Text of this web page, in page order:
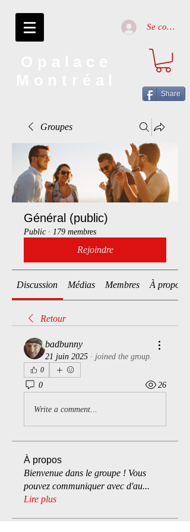
Se connecter
Share
Groupes
Général (public)
Public · 179 membres
Rejoindre
Discussion Médias Membres À propos
Retour
badbunny
21 juin 2025 · joined the group.
0
0 26
Write a comment...
À propos
Bienvenue dans le groupe ! Vous
pouvez communiquer avec d'au...
Lire plus